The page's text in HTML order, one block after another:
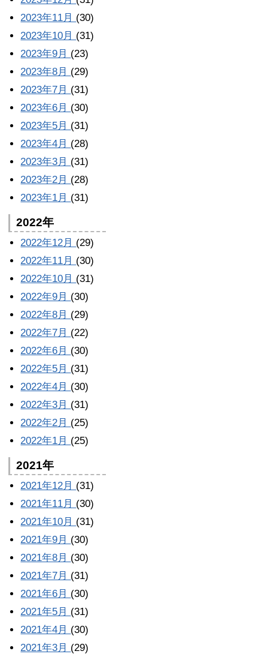
2023年11月 (30)
2023年10月 (31)
2023年9月 (23)
2023年8月 (29)
2023年7月 (31)
2023年6月 (30)
2023年5月 (31)
2023年4月 (28)
2023年3月 (31)
2023年2月 (28)
2023年1月 (31)
2022年
2022年12月 (29)
2022年11月 (30)
2022年10月 (31)
2022年9月 (30)
2022年8月 (29)
2022年7月 (22)
2022年6月 (30)
2022年5月 (31)
2022年4月 (30)
2022年3月 (31)
2022年2月 (25)
2022年1月 (25)
2021年
2021年12月 (31)
2021年11月 (30)
2021年10月 (31)
2021年9月 (30)
2021年8月 (30)
2021年7月 (31)
2021年6月 (30)
2021年5月 (31)
2021年4月 (30)
2021年3月 (29)